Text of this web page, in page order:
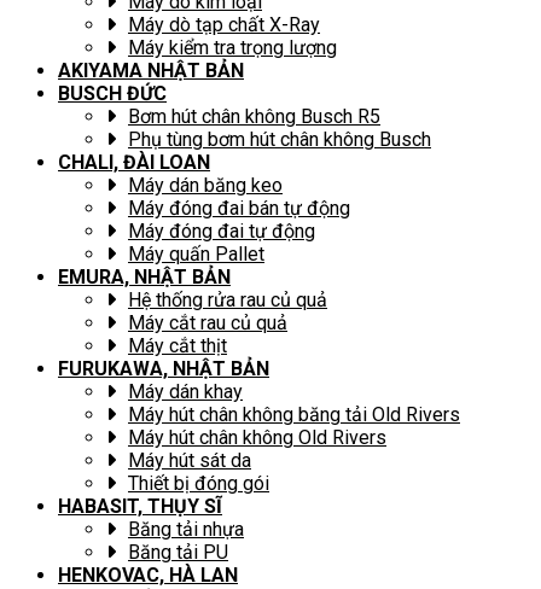
Máy dò tạp chất X-Ray
Máy kiểm tra trọng lượng
AKIYAMA NHẬT BẢN
BUSCH ĐỨC
Bơm hút chân không Busch R5
Phụ tùng bơm hút chân không Busch
CHALI, ĐÀI LOAN
Máy dán băng keo
Máy đóng đai bán tự động
Máy đóng đai tự động
Máy quấn Pallet
EMURA, NHẬT BẢN
Hệ thống rửa rau củ quả
Máy cắt rau củ quả
Máy cắt thịt
FURUKAWA, NHẬT BẢN
Máy dán khay
Máy hút chân không băng tải Old Rivers
Máy hút chân không Old Rivers
Máy hút sát da
Thiết bị đóng gói
HABASIT, THỤY SĨ
Băng tải nhựa
Băng tải PU
HENKOVAC, HÀ LAN